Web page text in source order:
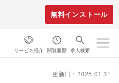
無料インストール
サービス紹介 閲覧履歴 求人検索
更新日：2025.01.31